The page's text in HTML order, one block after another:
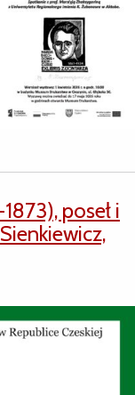
poseł i